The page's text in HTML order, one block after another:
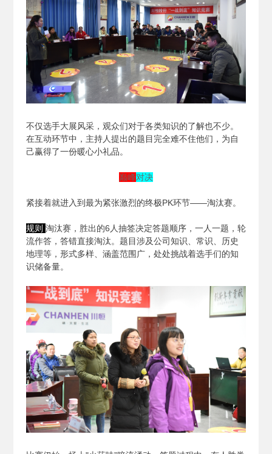
不仅选手大展风采，观众们对于各类知识的了解也不少。
在互动环节中，主持人提出的题目完全难不住他们，为自
己赢得了一份暖心小礼品。
巅峰对决
紧接着就进入到最为紧张激烈的终极PK环节——淘汰赛。
规则 淘汰赛，胜出的6人抽签决定答题顺序，一人一题，轮
流作答，答错直接淘汰。题目涉及公司知识、常识、历史
地理等，形式多样、涵盖范围广，处处挑战着选手们的知
识储备量。